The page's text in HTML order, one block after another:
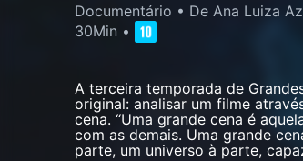
Documentário • De Ana Luiza
30Min •
A terceira temporada de
original: analisar um filme
cena. “Uma grande cena é
com as demais. Uma grande
parte, um universo à parte,